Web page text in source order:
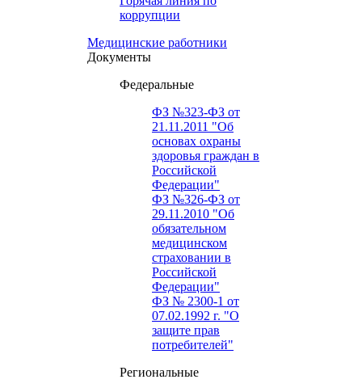
коррупции
Медицинские работники
Документы
Федеральные
ФЗ №323-ФЗ от
21.11.2011 "Об
основах охраны
здоровья граждан в
Российской
Федерации"
ФЗ №326-ФЗ от
29.11.2010 "Об
обязательном
медицинском
страховании в
Российской
Федерации"
ФЗ № 2300-1 от
07.02.1992 г. "О
защите прав
потребителей"
Региональные